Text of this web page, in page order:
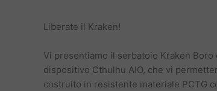
Liberate il Kraken!
Vi presentiamo il serbatoio Kraken
dispositivo Cthulhu AIO, che vi
costruito in resistente materiale PCTG